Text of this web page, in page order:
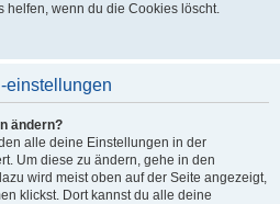
helfen, wenn du die Cookies löscht.
einstellungen
ändern?
alle deine Einstellungen in der
Um diese zu ändern, gehe in den
wird meist oben auf der Seite angezeigt,
klickst. Dort kannst du alle deine